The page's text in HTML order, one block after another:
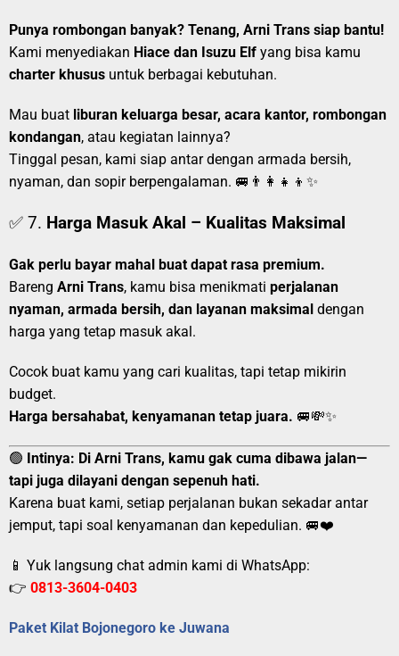
Punya rombongan banyak? Tenang, Arni Trans siap bantu!
Kami menyediakan Hiace dan Isuzu Elf yang bisa kamu
charter khusus untuk berbagai kebutuhan.
Mau buat liburan keluarga besar, acara kantor, rombongan
kondangan, atau kegiatan lainnya?
Tinggal pesan, kami siap antar dengan armada bersih,
nyaman, dan sopir berpengalaman. 🚐👨‍👩‍👧‍👦✨
✅ 7. Harga Masuk Akal – Kualitas Maksimal
Gak perlu bayar mahal buat dapat rasa premium.
Bareng Arni Trans, kamu bisa menikmati perjalanan
nyaman, armada bersih, dan layanan maksimal dengan
harga yang tetap masuk akal.
Cocok buat kamu yang cari kualitas, tapi tetap mikirin
budget.
Harga bersahabat, kenyamanan tetap juara. 🚐💸✨
🟢 Intinya: Di Arni Trans, kamu gak cuma dibawa jalan—
tapi juga dilayani dengan sepenuh hati.
Karena buat kami, setiap perjalanan bukan sekadar antar
jemput, tapi soal kenyamanan dan kepedulian. 🚐❤️
📱 Yuk langsung chat admin kami di WhatsApp:
👉 0813-3604-0403
Paket Kilat Bojonegoro ke Juwana